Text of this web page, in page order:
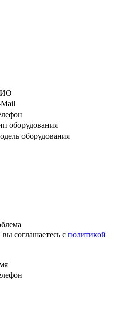
оборудования
оборудования
соглашаетесь с политикой